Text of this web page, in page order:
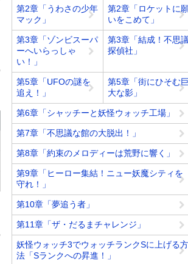
第2章「うわさの少年
マック」
第2章「ロケットに
いをこめて」
第3章「ゾンビスーパ
ーへいらっしゃ
い！」
第3章「結成！不思議
探偵社」
第5章「UFOの謎を
追え！」
第5章「街にひそむ巨
大な影」
第6章「シャッチーと妖怪ウォッチ工場」
第7章「不思議な館の大脱出！」
第8章「約束のメロディーは荒野に響く」
第9章「ヒーロー集結！ニュー妖魔シティを
守れ！」
第10章「夢追う者」
第11章「ザ・だるまチャレンジ」
妖怪ウォッチ3でウォッチランクSに上げる方
法「Sランクへの昇進！」